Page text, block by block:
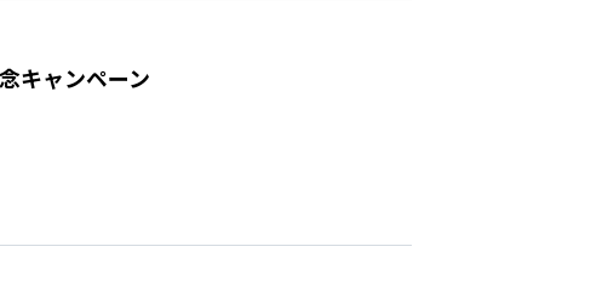
キャンペーン